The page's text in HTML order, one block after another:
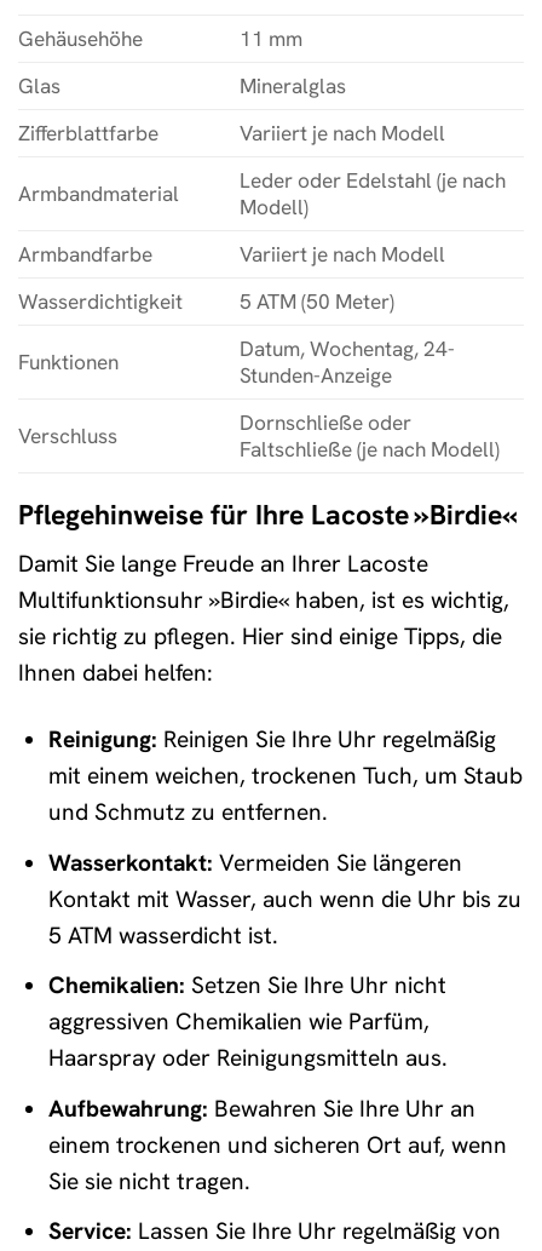
Gehäusehöhe
11 mm
Glas
Mineralglas
Zifferblattfarbe
Variiert je nach Modell
Armbandmaterial
Leder oder Edelstahl (je nach
Modell)
Armbandfarbe
Variiert je nach Modell
Wasserdichtigkeit
5 ATM (50 Meter)
Funktionen
Datum, Wochentag, 24-
Stunden-Anzeige
Verschluss
Dornschließe oder
Faltschließe (je nach Modell)
Pflegehinweise für Ihre Lacoste »Birdie«
Damit Sie lange Freude an Ihrer Lacoste
Multifunktionsuhr »Birdie« haben, ist es wichtig,
sie richtig zu pflegen. Hier sind einige Tipps, die
Ihnen dabei helfen:
Reinigung: Reinigen Sie Ihre Uhr regelmäßig
mit einem weichen, trockenen Tuch, um Staub
und Schmutz zu entfernen.
Wasserkontakt: Vermeiden Sie längeren
Kontakt mit Wasser, auch wenn die Uhr bis zu
5 ATM wasserdicht ist.
Chemikalien: Setzen Sie Ihre Uhr nicht
aggressiven Chemikalien wie Parfüm,
Haarspray oder Reinigungsmitteln aus.
Aufbewahrung: Bewahren Sie Ihre Uhr an
einem trockenen und sicheren Ort auf, wenn
Sie sie nicht tragen.
Service: Lassen Sie Ihre Uhr regelmäßig von